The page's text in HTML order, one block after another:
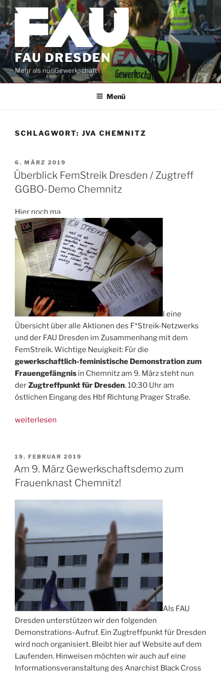
Zum
Inhalt
springen
FAU DRESDEN
Mehr als nur Gewerkschaft
Menü
SCHLAGWORT: JVA CHEMNITZ
VERÖFFENTLICHT
AM
6. MÄRZ 2019
Überblick FemStreik Dresden / Zugtreff
GGBO-Demo Chemnitz
Hier noch ma
l eine
Übersicht über alle Aktionen des F*Streik-Netzwerks
und der FAU Dresden im Zusammenhang mit dem
FemStreik. Wichtige Neuigkeit: Für die
gewerkschaftlich-feministische Demonstration zum
Frauengefängnis in Chemnitz am 9. März steht nun
derZugtreffpunkt für Dresden. 10:30 Uhr am
östlichen Eingang des Hbf Richtung Prager Straße.
„Überblick
/
Zugtreff
GGBO-
Chemnitz“
weiterlesen
VERÖFFENTLICHT
AM
19. FEBRUAR 2019
Am 9. März Gewerkschaftsdemo zum
Frauenknast Chemnitz!
Als FAU
Dresden unterstützen wir den folgenden
Demonstrations-Aufruf. Ein Zugtreffpunkt für Dresden
wird noch organisiert. Bleibt hier auf Website auf dem
Laufenden. Hinweisen möchten wir auch auf eine
Informationsveranstaltung des Anarchist Black Cross